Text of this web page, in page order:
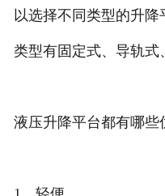
以选择不同类型的升
类型有固定式、导轨式
液压升降平台都有哪些